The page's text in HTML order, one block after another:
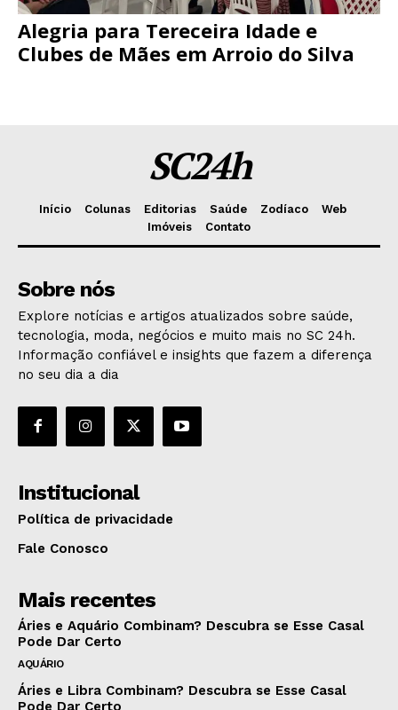
Alegria para Tereceira Idade e
Clubes de Mães em Arroio do Silva
SC24h
Início Colunas Editorias Saúde Zodíaco
Web
Imóveis
Contato
Sobre nós
Explore notícias e artigos atualizados sobre saúde,
tecnologia, moda, negócios e muito mais no SC 24h.
Informação confiável e insights que fazem a diferença
no seu dia a dia
Institucional
Política de privacidade
Fale Conosco
Mais recentes
Áries e Aquário Combinam? Descubra se Esse Casal
Pode Dar Certo
AQUÁRIO
Áries e Libra Combinam? Descubra se Esse Casal
Pode Dar Certo